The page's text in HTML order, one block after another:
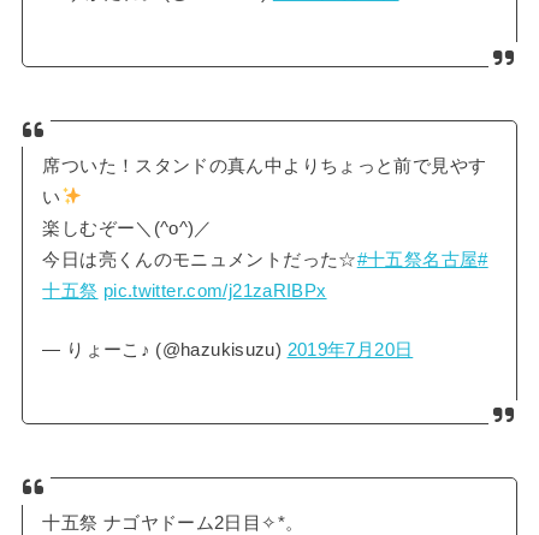
席ついた！スタンドの真ん中よりちょっと前で見やす
い
楽しむぞー＼(^o^)／
今日は亮くんのモニュメントだった☆#十五祭名古屋#
十五祭 pic.twitter.com/j21zaRIBPx
— りょーこ♪ (@hazukisuzu) 2019年7月20日
十五祭 ナゴヤドーム2日目✧︎*。